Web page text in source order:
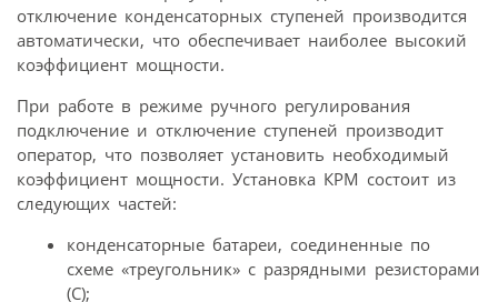
отключение конденсаторных ступеней производится
автоматически, что обеспечивает наиболее высокий
коэффициент мощности.
При работе в режиме ручного регулирования
подключение и отключение ступеней производит
оператор, что позволяет установить необходимый
коэффициент мощности. Установка КРМ состоит из
следующих частей:
конденсаторные батареи, соединенные по
схеме «треугольник» с разрядными резисторами
(С);